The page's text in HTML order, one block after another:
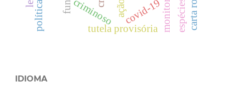
ação
criminoso covid-19
tutela provisória
IDIOMA